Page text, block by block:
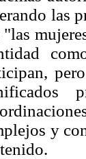
las
"las
y